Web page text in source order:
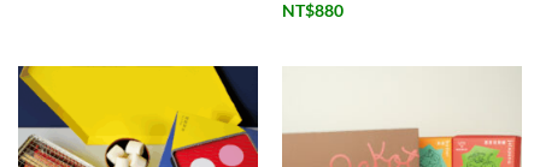
NT$750
NT$880